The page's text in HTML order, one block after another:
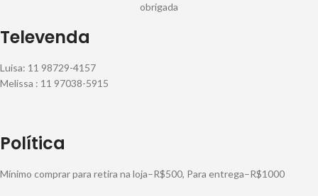
obrigada
Televenda
Luisa: 11 98729-4157
Melissa : 11 97038-5915
Política
Mínimo comprar para retira na loja–R$500, Para entrega–R$1000